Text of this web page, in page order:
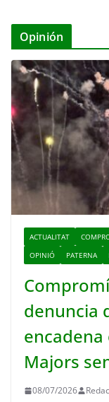
Opinión
ACTUALITAT
OPINIÓ
PATERNA
denuncia
encadena
Majors
08/07/2026